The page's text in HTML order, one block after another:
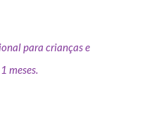
para crianças e
meses.